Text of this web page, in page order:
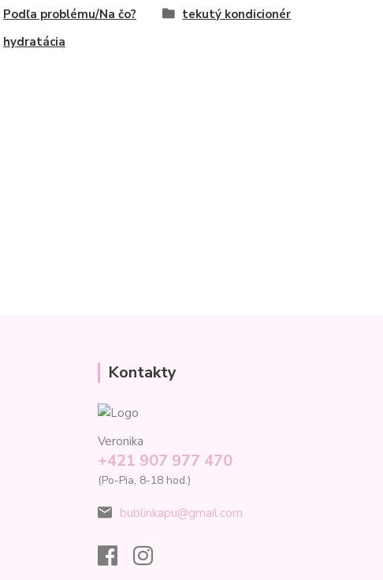
Podľa problému/Na čo?
tekutý kondicionér
hydratácia
Kontakty
Veronika
+421 907 977 470
(Po-Pia, 8-18 hod.)
bublinkapu@gmail.com